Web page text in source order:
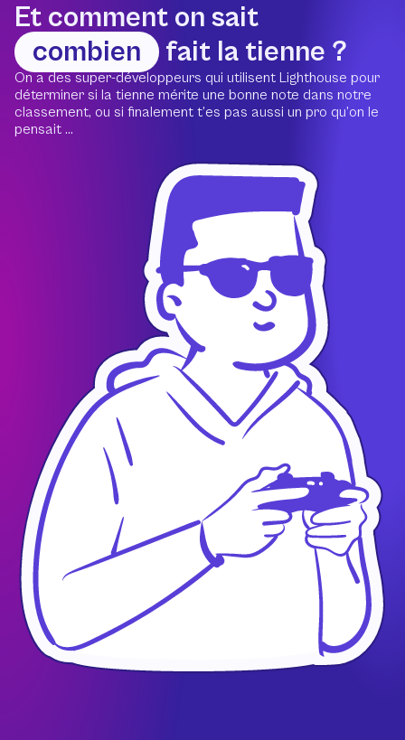
Et comment on sait
combien
fait la tienne ?
On a des super-développeurs qui utilisent Lighthouse pour
déterminer si la tienne mérite une bonne note dans notre
classement, ou si finalement t’es pas aussi un pro qu’on le
pensait ...